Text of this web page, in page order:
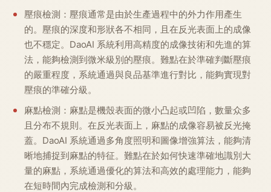
壓痕檢測：壓痕通常是由於生產過程中的外力作用產生
的。壓痕的深度和形狀各不相同，且在反光表面上的成像
也不穩定。DaoAI 系統利用高精度的成像技術和先進的算
法，能夠檢測到微米級別的壓痕。難點在於準確判斷壓痕
的嚴重程度，系統通過與良品基準進行對比，能夠實現對
壓痕的準確分級。
麻點檢測：麻點是機殼表面的微小凸起或凹陷，數量众多
且分布不規則。在反光表面上，麻點的成像容易被反光掩
蓋。DaoAI 系統通過多角度照明和圖像增強算法，能夠清
晰地捕捉到麻點的特征。難點在於如何快速準確地識別大
量的麻點，系統通過優化的算法和高效的處理能力，能夠
在短時間內完成檢測和分級。